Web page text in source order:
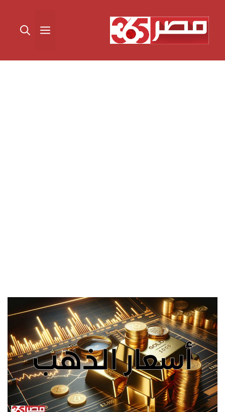
المحتوى القائمة